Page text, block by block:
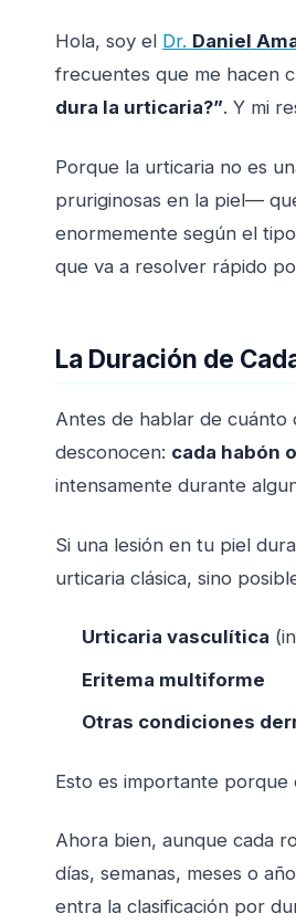
Hola, soy el Dr. Daniel
frecuentes que me hacen
dura la urticaria?”. Y mi
Porque la urticaria no es
pruriginosas en la piel—
enormemente según el
que va a resolver rápido
La Duración de
Antes de hablar de cuánto
desconocen: cada habón
intensamente durante
Si una lesión en tu piel
urticaria clásica, sino
Urticaria vasculítica
Eritema multiforme
Otras condiciones
Esto es importante
Ahora bien, aunque cada
días, semanas, meses o
entra la clasificación por